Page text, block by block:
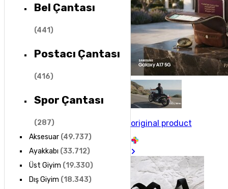
Bel Çantası
(441)
Postacı Çantası
(416)
Spor Çantası
(287)
Aksesuar(49.737)
Ayakkabı (33.712)
Üst Giyim (19.330)
Dış Giyim (18.343)
original product